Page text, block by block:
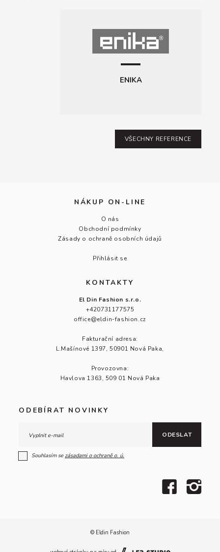
ENIKA
VŠECHNY REFERENCE
NÁKUP ON-LINE
O nás
Obchodní podmínky
Zásady o ochraně osobních údajů
Přihlásit se
KONTAKTY
El Din Fashion s.r.o.
+420731177575
office@eldin-fashion.cz
Fakturační adresa:
L.Mašínové 1397, 50901 Nová Paka,
Provozovna:
Havlova 1363, 509 01 Nová Paka
ODEBÍRAT NOVINKY
ODESLAT
Souhlasím se zásadami o ochraně o. ú.
© Eldin Fashion